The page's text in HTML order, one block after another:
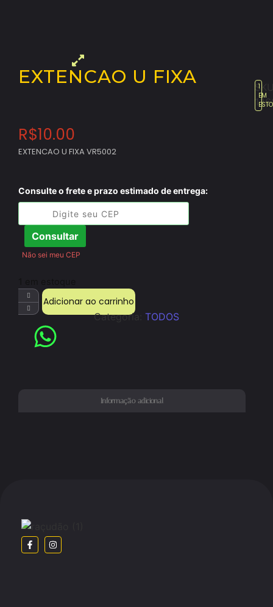
EXTENCAO U FIXA
1
EM
R$10.00
EXTENCAO U FIXA VR5002
Consulte o frete e prazo estimado de entrega:
Consultar
Não sei meu CEP
Adicionar ao carrinho
Categoria: TODOS
Informação adicional